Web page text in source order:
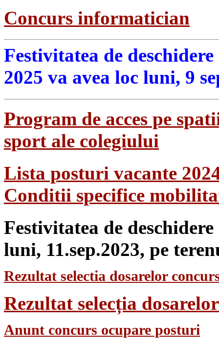
Concurs informatician
Festivitatea de
2025 va avea loc luni, 9
Program de acces pe
sport ale colegiului
Lista posturi vacante
Conditii specifice
Festivitatea de
luni, 11.sep.2023, pe
Rezultat selectia dosarelor
Rezultat selecția
Anunt concurs ocupare posturi